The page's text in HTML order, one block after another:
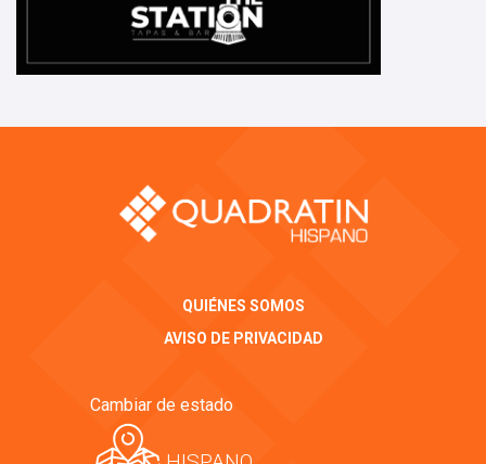
QUIÉNES SOMOS
AVISO DE PRIVACIDAD
Cambiar de estado